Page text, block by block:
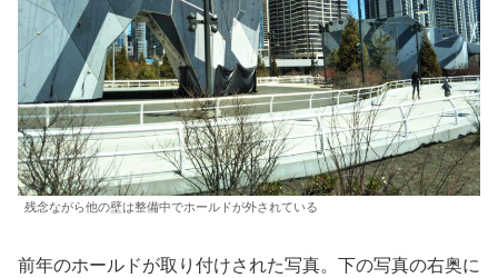
残念ながら他の壁は整備中でホールドが外されている
前年のホールドが取り付けされた写真。下の写真の右奥に